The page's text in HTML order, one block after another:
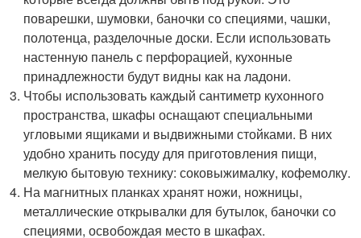
поварешки, шумовки, баночки со специями, чашки,
полотенца, разделочные доски. Если использовать
настенную панель с перфорацией, кухонные
принадлежности будут видны как на ладони.
Чтобы использовать каждый сантиметр кухонного
пространства, шкафы оснащают специальными
угловыми ящиками и выдвижными стойками. В них
удобно хранить посуду для приготовления пищи,
мелкую бытовую технику: соковыжималку, кофемолку.
На магнитных планках хранят ножи, ножницы,
металлические открывалки для бутылок, баночки со
специями, освобождая место в шкафах.